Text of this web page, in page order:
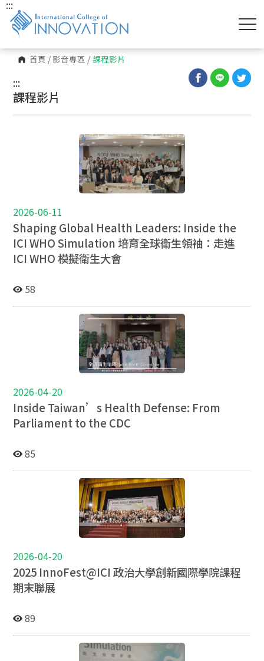
首頁 / 影音專區 / 課程影片
:::
:::
課程影片
2026-06-11
Shaping Global Health Leaders: Inside the
ICI WHO Simulation 培育全球衛生領袖：走進
ICI WHO 模擬衛生大會
58
2026-04-20
Inside Taiwan’s Health Defense: From
Parliament to the CDC
85
2026-04-20
2025 InnoFest@ICI 政治大學創新國際學院課程
期末聯展
89